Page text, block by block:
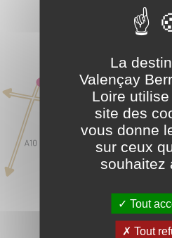
La
Valençay
Loire
site des
vous donne
sur ceux
souhaitez
Tout
Tout